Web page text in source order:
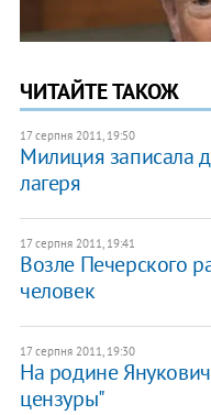
ЧИТАЙТЕ ТАКОЖ
17 серпня 2011, 19:50
Милиция записала
лагеря
17 серпня 2011, 19:41
Возле Печерского
человек
17 серпня 2011, 19:30
На родине
цензуры"